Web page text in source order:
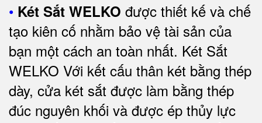
• Két Sắt WELKO được thiết kế và chế
tạo kiên cố nhằm bảo vệ tài sản của
bạn một cách an toàn nhất. Két Sắt
WELKO Với kết cấu thân két bằng thép
dày, cửa két sắt được làm bằng thép
đúc nguyên khối và được ép thủy lực